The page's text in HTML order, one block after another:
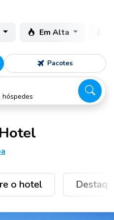
Em Alta
Pacotes
o hotel